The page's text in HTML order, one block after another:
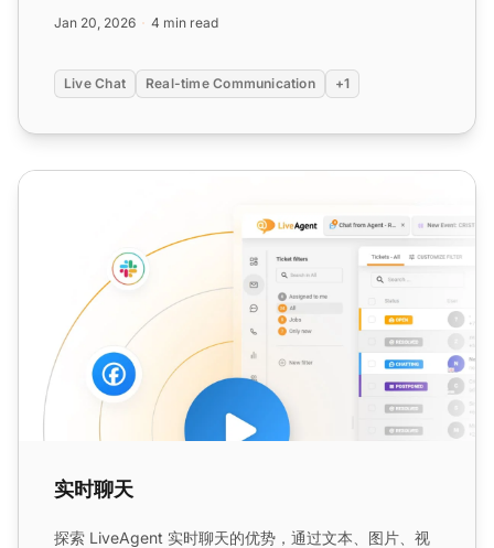
Jan 20, 2026 4 min read
Live Chat Real-time Communication +1
实时聊天
实时聊天
探索 LiveAgent 实时聊天的优势，通过文本、图片、视